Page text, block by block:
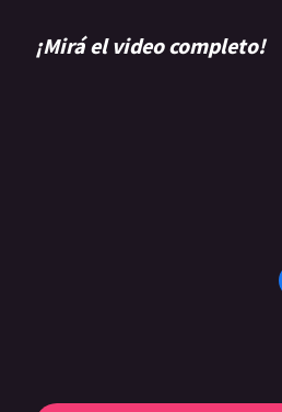
¡Mirá el video completo!